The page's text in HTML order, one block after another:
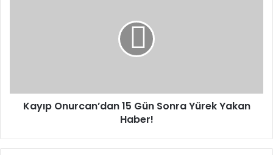
Kayıp Onurcan’dan 15 Gün Sonra Yürek Yakan
Haber!